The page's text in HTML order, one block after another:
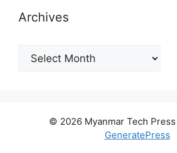
Archives
Archives
© 2026 Myanmar Tech Press
GeneratePress